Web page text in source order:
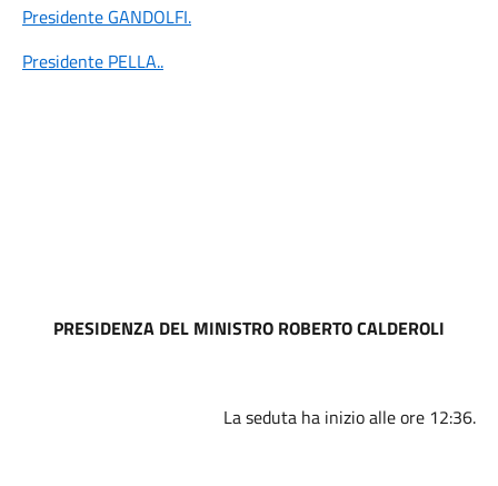
Presidente GANDOLFI.
Presidente PELLA..
PRESIDENZA DEL MINISTRO ROBERTO CALDEROLI
La seduta ha inizio alle ore 12:36.